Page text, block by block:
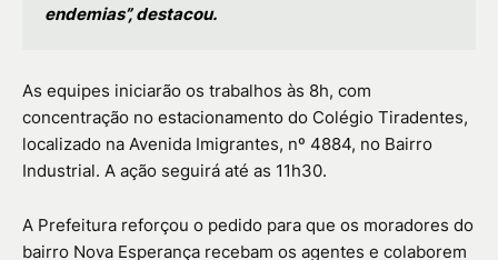
endemias”, destacou.
As equipes iniciarão os trabalhos às 8h, com
concentração no estacionamento do Colégio Tiradentes,
localizado na Avenida Imigrantes, nº 4884, no Bairro
Industrial. A ação seguirá até as 11h30.
A Prefeitura reforçou o pedido para que os moradores do
bairro Nova Esperança recebam os agentes e colaborem